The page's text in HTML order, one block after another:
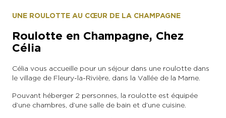
UNE ROULOTTE AU CŒUR DE LA CHAMPAGNE
Roulotte en Champagne, Chez
Célia
Célia vous accueille pour un séjour dans une roulotte dans
le village de Fleury-la-Rivière, dans la Vallée de la Marne.
Pouvant héberger 2 personnes, la roulotte est équipée
d’une chambres, d’une salle de bain et d’une cuisine.